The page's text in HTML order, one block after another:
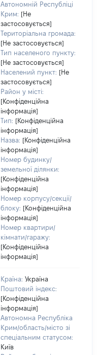
Автономній Республіці
Крим: [Не
застосовується]
Територіальна громада:
[Не застосовується]
Тип населеного пункту:
[Не застосовується]
Населений пункт: [Не
застосовується]
Район у місті:
[Конфіденційна
інформація]
Тип: [Конфіденційна
інформація]
Назва: [Конфіденційна
інформація]
Номер будинку/
земельної ділянки:
[Конфіденційна
інформація]
Номер корпусу/секції/
блоку: [Конфіденційна
інформація]
Номер квартири/
кімнати/гаражу:
[Конфіденційна
інформація]
Країна: Україна
Поштовий індекс:
[Конфіденційна
інформація]
Автономна Республіка
Крим/область/місто зі
спеціальним статусом:
Київ